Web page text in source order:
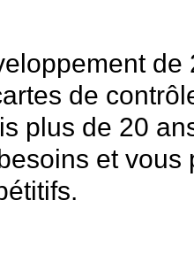
de
de
plus de 20
et vous